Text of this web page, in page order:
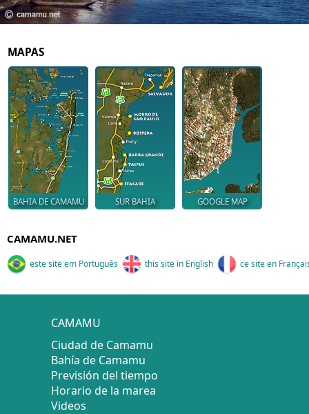
MAPAS
BAHIA DE CAMAMU SUR BAHIA GOOGLE MAP
CAMAMU.NET
este site em Português this site in English ce site en
CAMAMU
Ciudad de Camamu
Bahía de Camamu
Previsión del tiempo
Horario de la marea
Videos